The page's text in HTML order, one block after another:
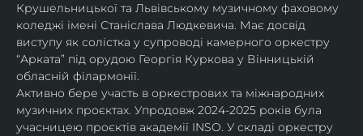
Крушельницької та Львівському музичному фаховому
коледжі імені Станіслава Людкевича. Має досвід
виступу як солістка у супроводі камерного оркестру
“Арката” під орудою Георгія Куркова у Вінницькій
обласній філармонії.
Активно бере участь в оркестрових та міжнародних
музичних проєктах. Упродовж 2024-2025 років була
учасницею проєктів академії INSO. У складі оркестру